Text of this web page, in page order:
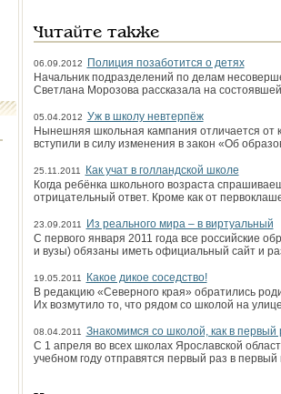
Читайте также
06.09.2012
Полиция позаботится о детях
Начальник подразделений по делам
Светлана Морозова рассказала на
05.04.2012 Уж в школу невтерпёж
Нынешняя школьная кампания отличается от
вступили в силу изменения в закон «Об
25.11.2011
Как учат в голландской школе
Когда ребёнка школьного возраста
отрицательный ответ. Кроме как от
23.09.2011
Из реального мира – в виртуальный
С первого января 2011 года все российские
и вузы) обязаны иметь официальный сайт и
19.05.2011
Какое дикое соседство!
В редакцию «Северного края» обратились
Их возмутило то, что рядом со школой на улице
08.04.2011
Знакомимся со школой, как в первый
С 1 апреля во всех школах Ярославской
учебном году отправятся первый раз в первый